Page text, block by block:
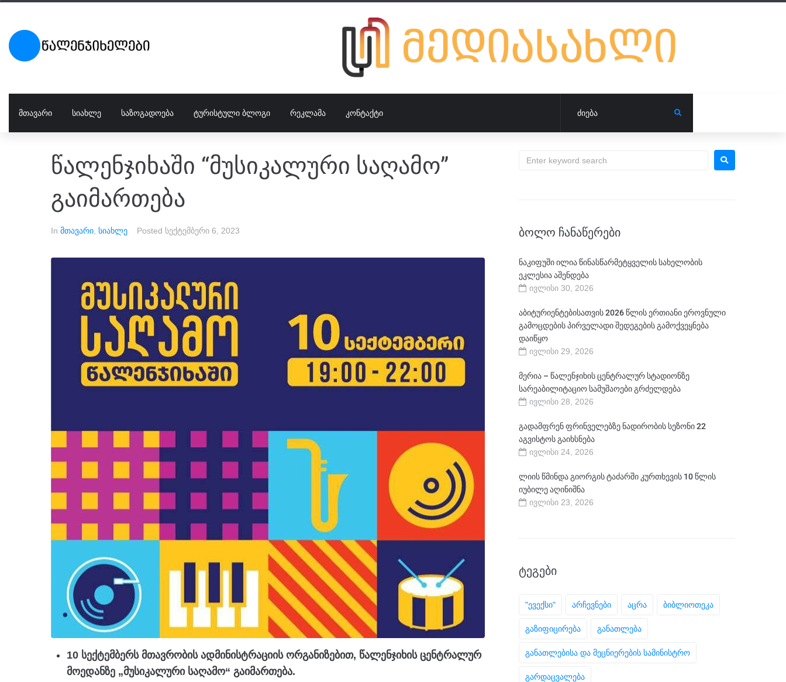
ᲛᲗᲐᲕᲐᲠᲘ ᲡᲘᲐᲮᲚᲔ ᲡᲐᲖᲝᲒᲐᲓᲝᲔᲑᲐ ᲢᲣᲠᲘᲡᲢᲣᲚᲘ ᲑᲚᲝᲒᲘ ᲠᲔᲙᲚᲐᲛᲐ ᲙᲝᲜᲢᲐᲥᲢᲘ
წალენჯიხაში “მუსიკალური საღამო”
გაიმართება
In მთავარი სიახლე Posted სექტემბერი 6, 2023
10 სექტემბერს მთავრობის ადმინისტრაციის ორგანიზებით, წალენჯიხის ცენტრალურ
მოედანზე „მუსიკალური საღამო“ გაიმართება.
ᲑᲝᲚᲝ ᲩᲐᲜᲐᲬᲔᲠᲔᲑᲘ
ნაკიფუში ილია წინასწარმეტყველის სახელობის
ეკლესია აშენდება
ივლისი 30, 2026
აბიტურიენტებისათვის 2026 წლის ერთიანი ეროვნული
გამოცდების პირველადი შედეგების გამოქვეყნება
დაიწყო
ივლისი 29, 2026
მერია – წალენჯიხის ცენტრალურ სტადიონზე
სარეაბილიტაციო სამუშაოები გრძელდება
ივლისი 28, 2026
გადამფრენ ფრინველებზე ნადირობის სეზონი 22
აგვისტოს გაიხსნება
ივლისი 24, 2026
ლიის წმინდა გიორგის ტაძარში კურთხევის 10 წლის
იუბილე აღინიშნა
ივლისი 23, 2026
ᲢᲔᲒᲔᲑᲘ
"ევექსი" არჩევნები აცრა ბიბლიოთეკა
გაზიფიცირება განათლება
განათლებისა და მეცნიერების სამინისტრო
გარდაცვალება